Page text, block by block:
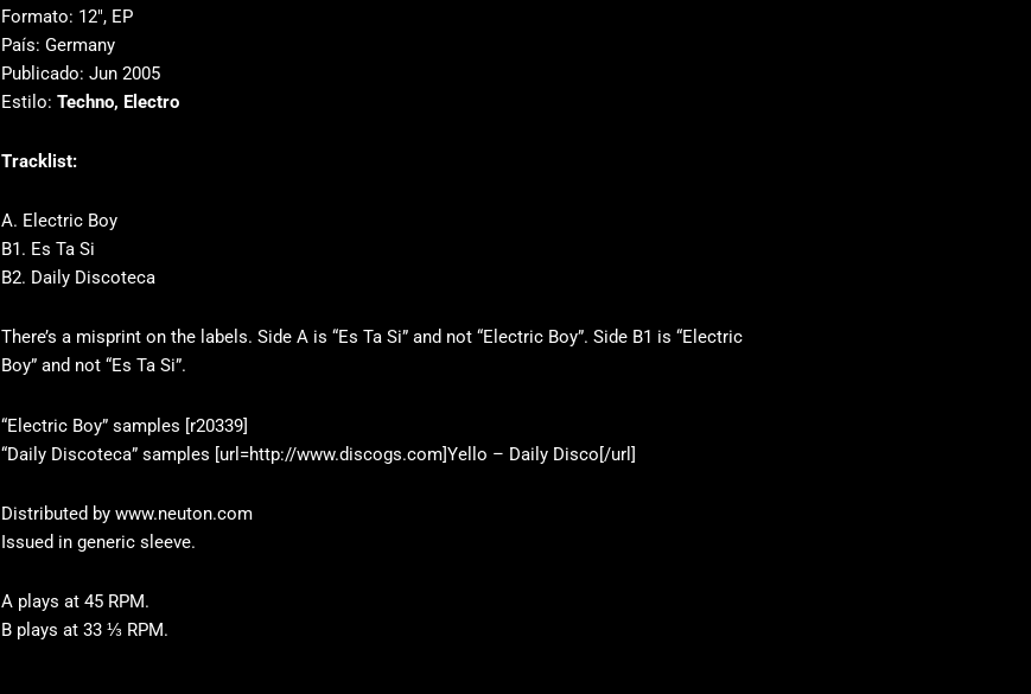
Formato: 12″, EP
País: Germany
Publicado: Jun 2005
Estilo: Techno, Electro
Tracklist:
A. Electric Boy
B1. Es Ta Si
B2. Daily Discoteca
There’s a misprint on the labels. Side A is “Es Ta Si” and not “Electric Boy”. Side B1 is “Electric
Boy” and not “Es Ta Si”.
“Electric Boy” samples [r20339]
“Daily Discoteca” samples [url=http://www.discogs.com]Yello – Daily Disco[/url]
Distributed by www.neuton.com
Issued in generic sleeve.
A plays at 45 RPM.
B plays at 33 ⅓ RPM.